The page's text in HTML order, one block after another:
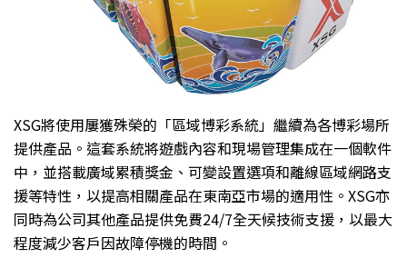
XSG將使用屢獲殊榮的「區域博彩系統」繼續為各博彩場所
提供產品。這套系統將遊戲內容和現場管理集成在一個軟件
中，並搭載廣域累積獎金、可變設置選項和離線區域網路支
援等特性，以提高相關產品在東南亞市場的適用性。XSG亦
同時為公司其他產品提供免費24/7全天候技術支援，以最大
程度減少客戶因故障停機的時間。